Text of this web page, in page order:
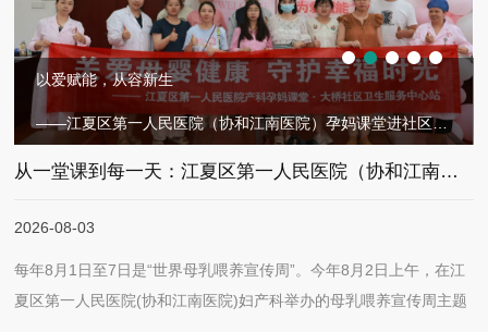
以爱赋能，从容新生
——江夏区第一人民医院（协和江南医院）孕妈课堂进社区，科学定制分娩计划
从一堂课到每一天：江夏区第一人民医院（协和江南医院）全方位守护母乳喂养
2026-08-03
每年8月1日至7日是“世界母乳喂养宣传周”。今年8月2日上午，在江
夏区第一人民医院(协和江南医院)妇产科举办的母乳喂养宣传周主题